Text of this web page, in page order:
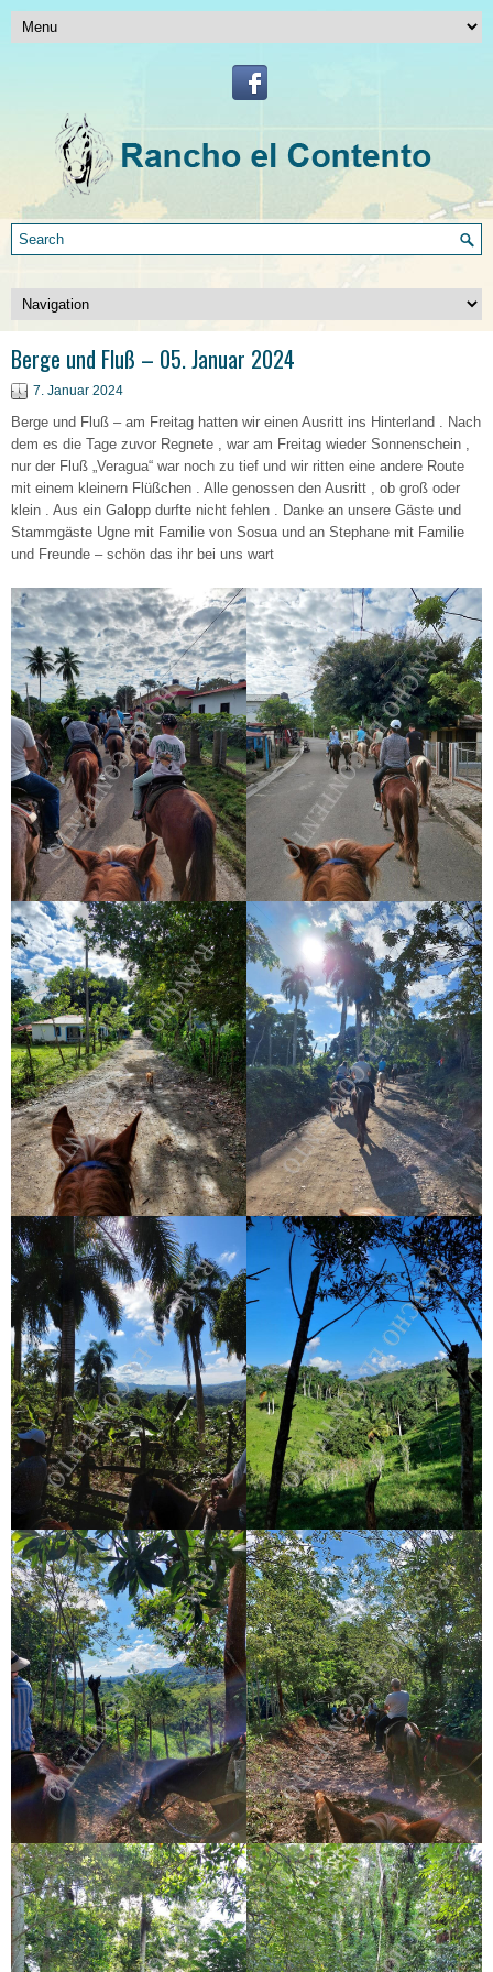
Berge und Fluß – 05. Januar 2024
7. Januar 2024
Berge und Fluß – am Freitag hatten wir einen Ausritt ins Hinterland . Nach
dem es die Tage zuvor Regnete , war am Freitag wieder Sonnenschein ,
nur der Fluß „Veragua“ war noch zu tief und wir ritten eine andere Route
mit einem kleinern Flüßchen . Alle genossen den Ausritt , ob groß oder
klein . Aus ein Galopp durfte nicht fehlen . Danke an unsere Gäste und
Stammgäste Ugne mit Familie von Sosua und an Stephane mit Familie
und Freunde – schön das ihr bei uns wart